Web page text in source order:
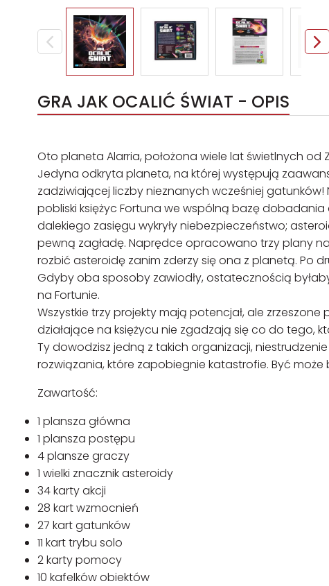
GRA JAK OCALIĆ ŚWIAT - OPIS
Oto planeta Alarria, położona wiele lat świetlnych od
Jedyna odkryta planeta, na której występują
zadziwiającej liczby nieznanych wcześniej
pobliski księżyc Fortuna we wspólną bazę
dalekiego zasięgu wykryły niebezpieczeństwo;
pewną zagładę. Naprędce opracowano trzy plany
rozbić asteroidę zanim zderzy się ona z planetą. Po
Gdyby oba sposoby zawiodły, ostatecznością
na Fortunie.
Wszystkie trzy projekty mają potencjał, ale
działające na księżycu nie zgadzają się co do tego,
Ty dowodzisz jedną z takich organizacji,
rozwiązania, które zapobiegnie katastrofie. Być
Zawartość:
1 plansza główna
1 plansza postępu
4 plansze graczy
1 wielki znacznik asteroidy
34 karty akcji
28 kart wzmocnień
27 kart gatunków
11 kart trybu solo
2 karty pomocy
10 kafelków obiektów